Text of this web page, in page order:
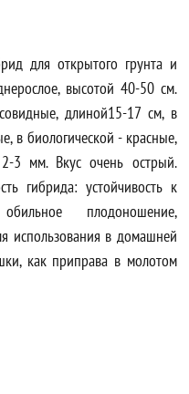
для открытого грунта и
высотой 40-50 см.
длиной15-17 см, в
в биологической - красные,
3 мм. Вкус очень острый.
гибрида: устойчивость к
плодоношение,
использования в домашней
как приправа в молотом